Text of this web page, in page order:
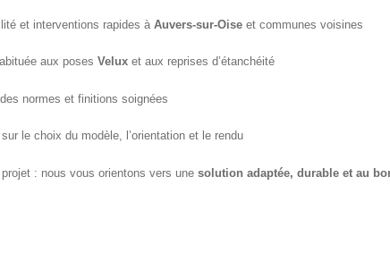
et interventions rapides à Auvers-sur-Oise et communes voisines
aux poses Velux et aux reprises d’étanchéité
normes et finitions soignées
le choix du modèle, l’orientation et le rendu
: nous vous orientons vers une solution adaptée, durable et au